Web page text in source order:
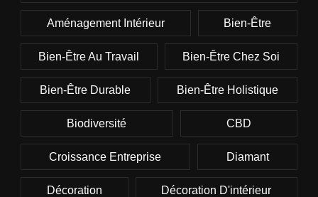
Aménagement Intérieur Bien-Être
Bien-Être Au Travail Bien-Être Chez Soi
Bien-Être Durable Bien-Être Holistique
Biodiversité CBD
Croissance Entreprise Diamant
Décoration Décoration D'intérieur